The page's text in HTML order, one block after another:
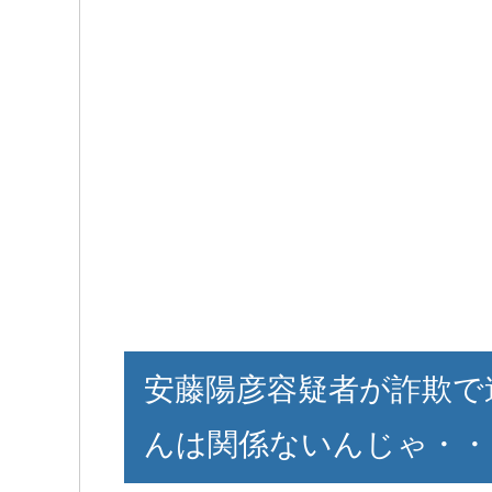
安藤陽彦容疑者が詐欺
んは関係ないんじゃ・